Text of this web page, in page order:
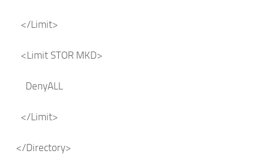
</Limit>
<Limit STOR MKD>
DenyALL
</Limit>
</Directory>